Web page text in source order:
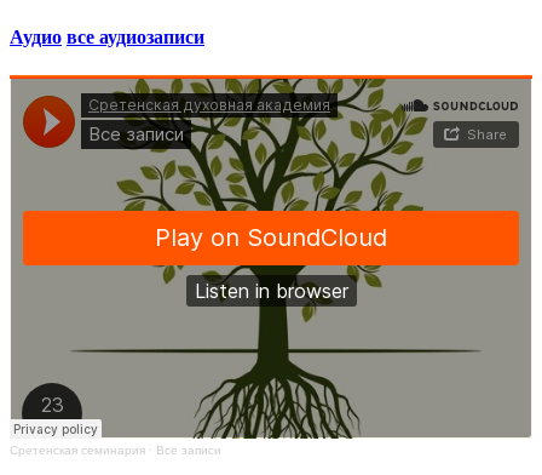
Аудио все аудиозаписи
Сретенская семинария · Все записи